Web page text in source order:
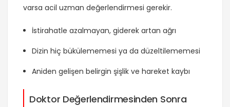
varsa acil uzman değerlendirmesi gerekir.
İstirahatle azalmayan, giderek artan ağrı
Dizin hiç bükülememesi ya da düzeltilememesi
Aniden gelişen belirgin şişlik ve hareket kaybı
Doktor Değerlendirmesinden Sonra